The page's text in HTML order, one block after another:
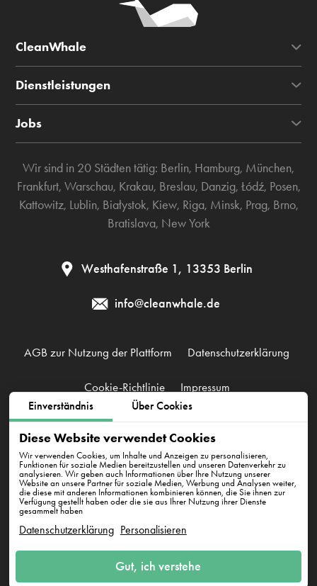
Einverständnis Über Cookies
Diese Website verwendet Cookies
Wir verwenden Cookies, um Inhalte und Anzeigen zu personalisieren,
Funktionen für soziale Medien bereitzustellen und unseren Datenverkehr zu
analysieren. Wir geben auch Informationen über Ihre Nutzung unserer
Website an unsere Partner für soziale Medien, Werbung und Analysen weiter,
die diese mit anderen Informationen kombinieren können, die Sie ihnen zur
Verfügung gestellt haben oder die sie aus Ihrer Nutzung ihrer Dienste
gesammelt haben
Datenschutzerklärung Personalisieren
Gut, ich verstehe
CleanWhale
Dienstleistungen
Jobs
Wir sind in 20 Städten tätig: Berlin, Hamburg, München,
Frankfurt, Warschau, Krakau, Breslau, Danzig, Łódź, Posen,
Kattowitz, Lublin, Białystok, Kiew, Riga, Minsk, Prag, Brno,
Bratislava, New York
Westhafenstraße 1, 13353 Berlin
info@cleanwhale.de
AGB zur Nutzung der Plattform Datenschutzerklärung
Cookie-Richtlinie Impressum
CleanWhale GmbH, HRB 240046 B, DE353460818
Westhafenstraße 1, 13353 Berlin
E-Mail an uns